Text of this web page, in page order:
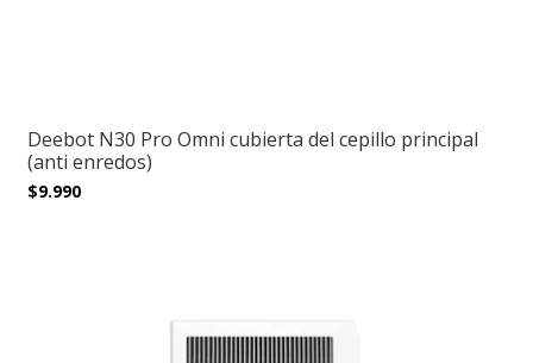
Deebot N30 Pro Omni cubierta del cepillo principal
(anti enredos)
$9.990